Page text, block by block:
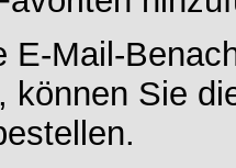
E-Mail-
können Sie